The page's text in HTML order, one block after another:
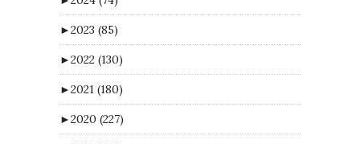
►2023 (85)
►2022 (130)
►2021 (180)
►2020 (227)